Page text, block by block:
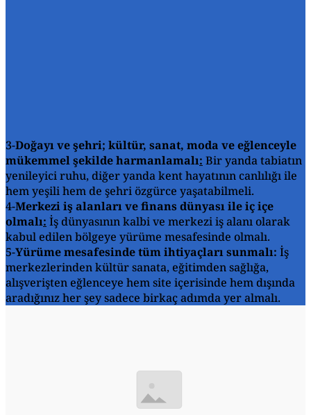
3-Doğayı ve şehri; kültür, sanat, moda ve eğlenceyle
mükemmel şekilde harmanlamalı: Bir yanda tabiatın
yenileyici ruhu, diğer yanda kent hayatının canlılığı ile
hem yeşili hem de şehri özgürce yaşatabilmeli.
4-Merkezi iş alanları ve finans dünyası ile iç içe
olmalı: İş dünyasının kalbi ve merkezi iş alanı olarak
kabul edilen bölgeye yürüme mesafesinde olmalı.
5-Yürüme mesafesinde tüm ihtiyaçları sunmalı: İş
merkezlerinden kültür sanata, eğitimden sağlığa,
alışverişten eğlenceye hem site içerisinde hem dışında
aradığınız her şey sadece birkaç adımda yer almalı.